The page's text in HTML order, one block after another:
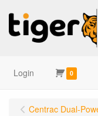
Login 0
Centrac Dual-